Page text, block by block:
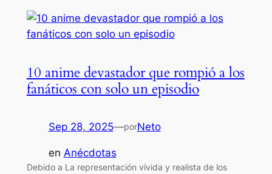
10 anime devastador que rompió a los
fanáticos con solo un episodio
Sep 28, 2025—porNeto
en Anécdotas
Debido a La representación vívida y realista de los